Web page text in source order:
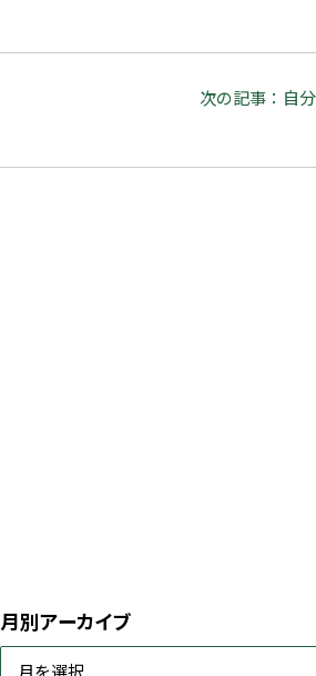
次の記事：自
月別アーカイブ